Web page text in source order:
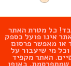
18 בלבד! כל מטרת האתר
אינו פועל כספק
או מאפשר פרסום
וכל מי שיעבור על
האתר מקפיד